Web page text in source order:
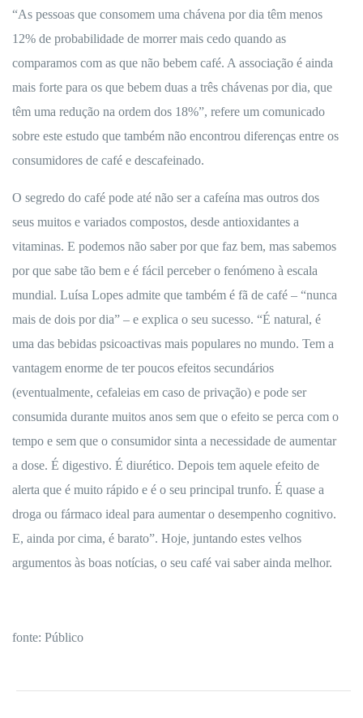
“As pessoas que consomem uma chávena por dia têm menos
12% de probabilidade de morrer mais cedo quando as
comparamos com as que não bebem café. A associação é ainda
mais forte para os que bebem duas a três chávenas por dia, que
têm uma redução na ordem dos 18%”, refere um comunicado
sobre este estudo que também não encontrou diferenças entre os
consumidores de café e descafeinado.
O segredo do café pode até não ser a cafeína mas outros dos
seus muitos e variados compostos, desde antioxidantes a
vitaminas. E podemos não saber por que faz bem, mas sabemos
por que sabe tão bem e é fácil perceber o fenómeno à escala
mundial. Luísa Lopes admite que também é fã de café – “nunca
mais de dois por dia” – e explica o seu sucesso. “É natural, é
uma das bebidas psicoactivas mais populares no mundo. Tem a
vantagem enorme de ter poucos efeitos secundários
(eventualmente, cefaleias em caso de privação) e pode ser
consumida durante muitos anos sem que o efeito se perca com o
tempo e sem que o consumidor sinta a necessidade de aumentar
a dose. É digestivo. É diurético. Depois tem aquele efeito de
alerta que é muito rápido e é o seu principal trunfo. É quase a
droga ou fármaco ideal para aumentar o desempenho cognitivo.
E, ainda por cima, é barato”. Hoje, juntando estes velhos
argumentos às boas notícias, o seu café vai saber ainda melhor.
fonte: Público